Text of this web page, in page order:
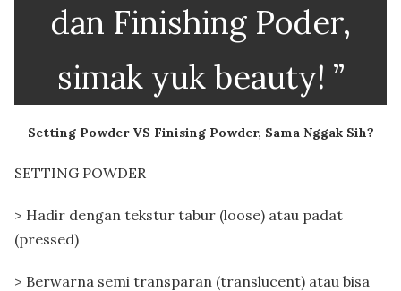
dan Finishing Poder,
simak yuk beauty! ”
Setting Powder VS Finising Powder, Sama Nggak Sih?
SETTING POWDER
> Hadir dengan tekstur tabur (loose) atau padat
(pressed)
> Berwarna semi transparan (translucent) atau bisa